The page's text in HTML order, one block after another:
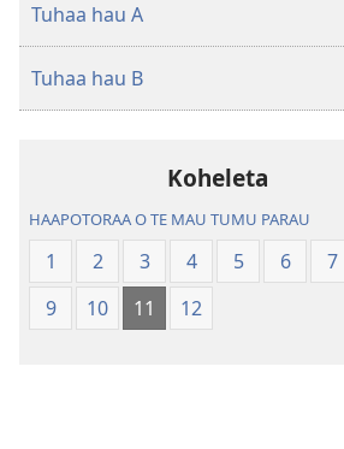
Tuhaa hau A
Tuhaa hau B
Koheleta
HAAPOTORAA O TE MAU TUMU PARAU
1 2 3 4 5 6 7
9
10 11 12